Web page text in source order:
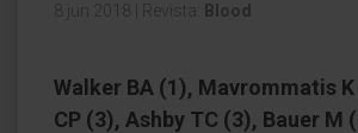
8 jun 2018 Revista: Blood
Walker BA (1), Mavrommatis K
CP (3), Ashby TC (3), Bauer M